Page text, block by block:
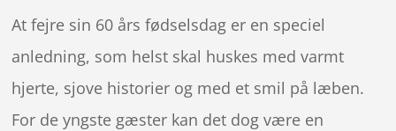
At fejre sin 60 års fødselsdag er en speciel
anledning, som helst skal huskes med varmt
hjerte, sjove historier og med et smil på læben.
For de yngste gæster kan det dog være en